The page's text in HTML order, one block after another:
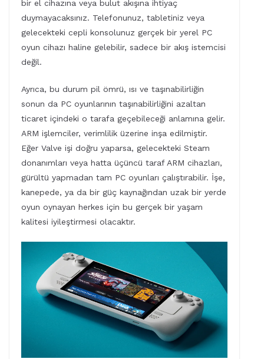
bir el cihazına veya bulut akışına ihtiyaç
duymayacaksınız. Telefonunuz, tabletiniz veya
gelecekteki cepli konsolunuz gerçek bir yerel PC
oyun cihazı haline gelebilir, sadece bir akış istemcisi
değil.
Ayrıca, bu durum pil ömrü, ısı ve taşınabilirliğin
sonun da PC oyunlarının taşınabilirliğini azaltan
ticaret içindeki o tarafa geçebileceği anlamına gelir.
ARM işlemciler, verimlilik üzerine inşa edilmiştir.
Eğer Valve işi doğru yaparsa, gelecekteki Steam
donanımları veya hatta üçüncü taraf ARM cihazları,
gürültü yapmadan tam PC oyunları çalıştırabilir. İşe,
kanepede, ya da bir güç kaynağından uzak bir yerde
oyun oynayan herkes için bu gerçek bir yaşam
kalitesi iyileştirmesi olacaktır.